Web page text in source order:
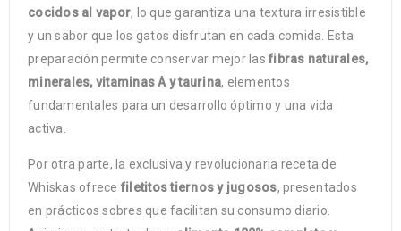
cocidos al vapor, lo que garantiza una textura irresistible
y un sabor que los gatos disfrutan en cada comida. Esta
preparación permite conservar mejor las fibras naturales,
minerales, vitaminas A y taurina, elementos
fundamentales para un desarrollo óptimo y una vida
activa.
Por otra parte, la exclusiva y revolucionaria receta de
Whiskas ofrece filetitos tiernos y jugosos, presentados
en prácticos sobres que facilitan su consumo diario.